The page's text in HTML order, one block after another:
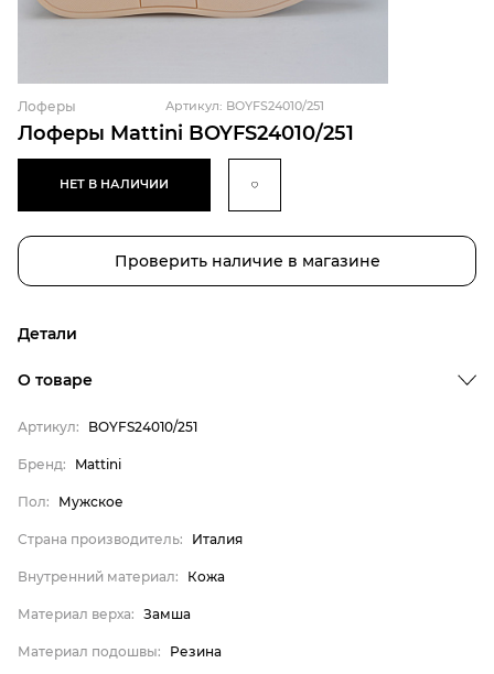
Лоферы Mattini BOYFS24010/251
Лоферы Артикул: BOYFS24010/251
НЕТ В НАЛИЧИИ
Проверить наличие в магазине
Детали
Бренд
Пол
Материал стельки
О товаре
Артикул: BOYFS24010/251
Бренд: Mattini
Пол: Мужское
Страна производитель: Италия
Внутренний материал: Кожа
Материал верха: Замша
Материал подошвы: Резина